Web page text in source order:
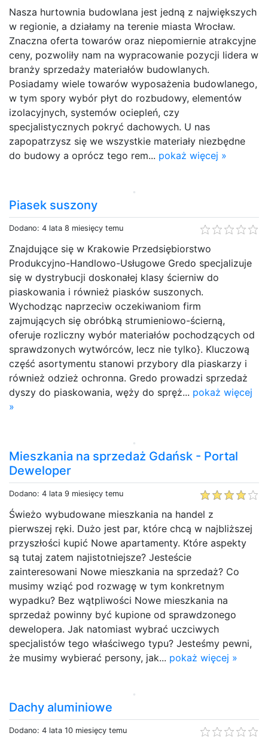
Nasza hurtownia budowlana jest jedną z największych
w regionie, a działamy na terenie miasta Wrocław.
Znaczna oferta towarów oraz niepomiernie atrakcyjne
ceny, pozwoliły nam na wypracowanie pozycji lidera w
branży sprzedaży materiałów budowlanych.
Posiadamy wiele towarów wyposażenia budowlanego,
w tym spory wybór płyt do rozbudowy, elementów
izolacyjnych, systemów ociepleń, czy
specjalistycznych pokryć dachowych. U nas
zapopatrzysz się we wszystkie materiały niezbędne
do budowy a oprócz tego rem... pokaż więcej »
Piasek suszony
Dodano: 4 lata 8 miesięcy temu
Znajdujące się w Krakowie Przedsiębiorstwo
Produkcyjno-Handlowo-Usługowe Gredo specjalizuje
się w dystrybucji doskonałej klasy ścierniw do
piaskowania i również piasków suszonych.
Wychodząc naprzeciw oczekiwaniom firm
zajmujących się obróbką strumieniowo-ścierną,
oferuje rozliczny wybór materiałów pochodzących od
sprawdzonych wytwórców, lecz nie tylko}. Kluczową
część asortymentu stanowi przybory dla piaskarzy i
również odzież ochronna. Gredo prowadzi sprzedaż
dyszy do piaskowania, węży do spręż... pokaż więcej
»
Mieszkania na sprzedaż Gdańsk - Portal
Deweloper
Dodano: 4 lata 9 miesięcy temu
Świeżo wybudowane mieszkania na handel z
pierwszej ręki. Dużo jest par, które chcą w najbliższej
przyszłości kupić Nowe apartamenty. Które aspekty
są tutaj zatem najistotniejsze? Jesteście
zainteresowani Nowe mieszkania na sprzedaż? Co
musimy wziąć pod rozwagę w tym konkretnym
wypadku? Bez wątpliwości Nowe mieszkania na
sprzedaż powinny być kupione od sprawdzonego
dewelopera. Jak natomiast wybrać uczciwych
specjalistów tego właściwego typu? Jesteśmy pewni,
że musimy wybierać persony, jak... pokaż więcej »
Dachy aluminiowe
Dodano: 4 lata 10 miesięcy temu